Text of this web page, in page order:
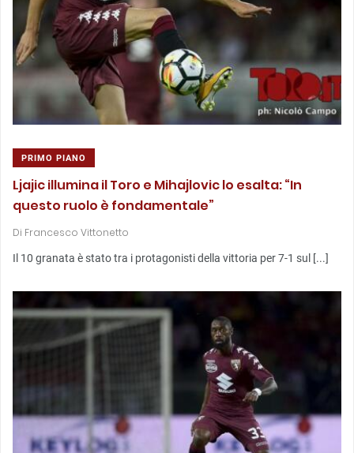
PRIMO PIANO
Ljajic illumina il Toro e Mihajlovic lo esalta: “In
questo ruolo è fondamentale”
Di Francesco Vittonetto
Il 10 granata è stato tra i protagonisti della vittoria per 7-1 sul [...]